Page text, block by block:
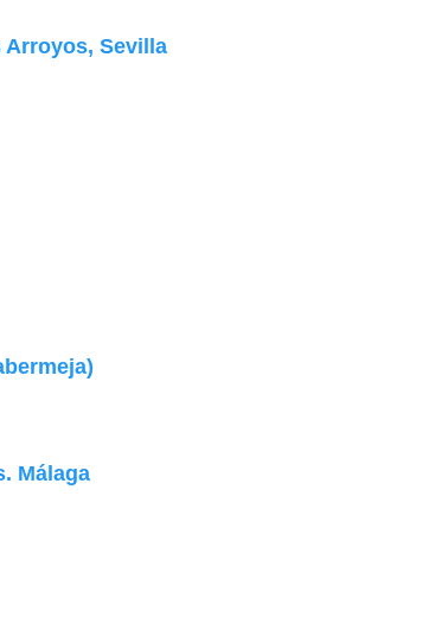
Arroyos, Sevilla
Málaga